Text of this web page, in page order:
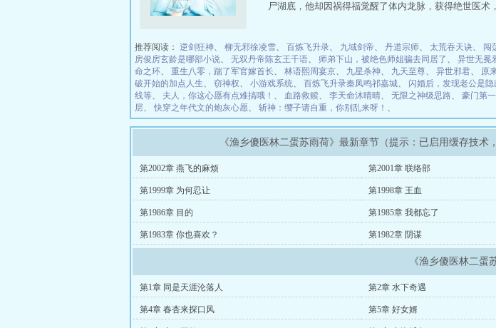
尸湖底，他却因祸得福觉醒了体内龙脉，获得绝世医术
推荐阅读： 逆剑狂神、 柳无邪徐凌雪、 百炼飞升录、 九域剑帝、 丹道宗师、 太荒吞天诀、 闯
房俊房玄龄是哪部小说、 无双丹帝陈玄王千语、 师弟下山，被绝色师姐骗去同居了 、 异世无冕
命之环、 重生八零，踹了军官嫁首长、 林语熙周宴京、 九星杀神、 九天至尊、 异世邪君、 原
破开始的加点人生、 窃神权、 小游戏系统、 百炼飞升录秦凤鸣祁嘉城、 闪婚后，发现老公是隐
线等、 夫人，你这心愿有点难搞哦！ 、 血路救赎、 李天命沐晴晴、 无限之神级思路、 豪门第
层、 快穿之年代文的炮灰心愿、 斩神：缨子请自重，你别乱来呀！ 、
《渔乡傻医林二蛋苏雨荷》最新章节（提示：已启用缓存技
第2002章 燕飞的麻烦 第2001章 联络部
第1999章 为何忍让 第1998章 王血
第1986章 目的 第1985章 我都忘了
第1983章 你也喜欢？ 第1982章 阴谋
《渔乡傻医林二蛋
第1章 同是天涯沦落人 第2章 水下奇遇
第4章 春杏来探口风 第5章 好女婿